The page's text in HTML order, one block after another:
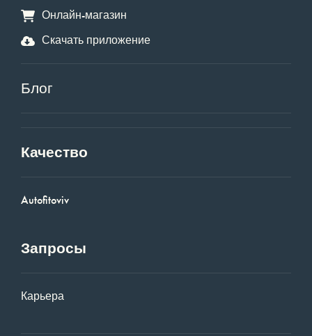
Онлайн-магазин
Скачать приложение
Блог
Качество
Autofitoviv
Запросы
Карьера